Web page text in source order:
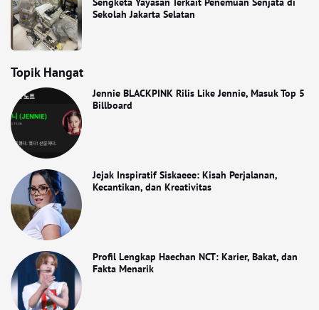
Sekolah Jakarta Selatan
Topik Hangat
Jennie BLACKPINK Rilis Like Jennie, Masuk Top 5
Billboard
Jejak Inspiratif Siskaeee: Kisah Perjalanan,
Kecantikan, dan Kreativitas
Profil Lengkap Haechan NCT: Karier, Bakat, dan
Fakta Menarik